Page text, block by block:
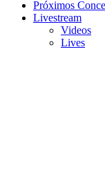
Próximos
Livestream
Videos
Lives